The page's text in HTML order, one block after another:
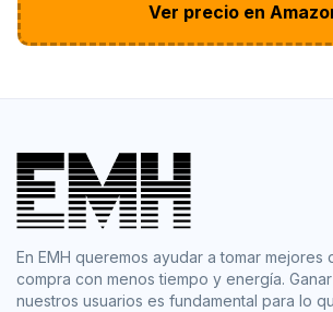
Ver precio en
En EMH queremos ayudar a tomar mejores
compra con menos tiempo y energía.
nuestros usuarios es fundamental para lo